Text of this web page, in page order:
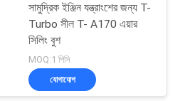
সামুদ্রিক ইঞ্জিন যন্ত্রাংশের জন্য T-
Turbo সীল T- A170 এয়ার
সিলিং বুশ
MOQ:1 পিসি
যোগাযোগ